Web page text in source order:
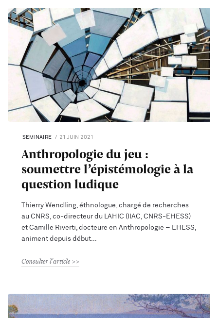
SEMINAIRE 21 JUIN 2021
Anthropologie du jeu :
soumettre l’épistémologie à la
question ludique
Thierry Wendling, éthnologue, chargé de recherches
au CNRS, co-directeur du LAHIC (IIAC, CNRS-EHESS)
et Camille Riverti, docteure en Anthropologie – EHESS,
animent depuis début
Consulter l'article